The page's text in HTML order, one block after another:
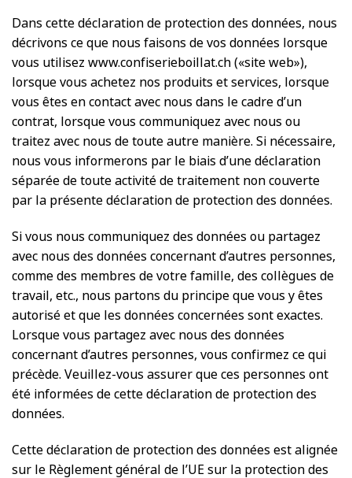
Dans cette déclaration de protection des données, nous
décrivons ce que nous faisons de vos données lorsque
vous utilisez www.confiserieboillat.ch («site web»),
lorsque vous achetez nos produits et services, lorsque
vous êtes en contact avec nous dans le cadre d’un
contrat, lorsque vous communiquez avec nous ou
traitez avec nous de toute autre manière. Si nécessaire,
nous vous informerons par le biais d’une déclaration
séparée de toute activité de traitement non couverte
par la présente déclaration de protection des données.
Si vous nous communiquez des données ou partagez
avec nous des données concernant d’autres personnes,
comme des membres de votre famille, des collègues de
travail, etc., nous partons du principe que vous y êtes
autorisé et que les données concernées sont exactes.
Lorsque vous partagez avec nous des données
concernant d’autres personnes, vous confirmez ce qui
précède. Veuillez-vous assurer que ces personnes ont
été informées de cette déclaration de protection des
données.
Cette déclaration de protection des données est alignée
sur le Règlement général de l’UE sur la protection des